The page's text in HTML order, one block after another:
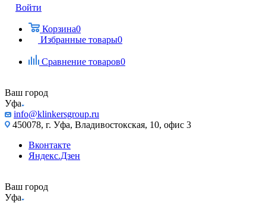
Войти
Корзина0
Избранные товары0
Сравнение товаров0
Ваш город
Уфа
info@klinkersgroup.ru
450078, г. Уфа, Владивостокская, 10, офис 3
Вконтакте
Яндекс.Дзен
Ваш город
Уфа